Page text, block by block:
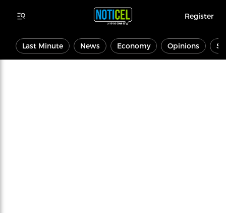
Register
Last Minute News Economy Opinions